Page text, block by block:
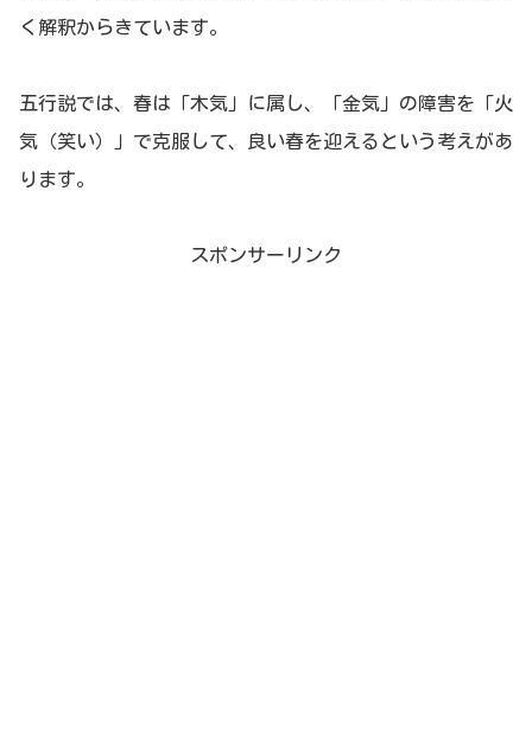
く解釈からきています。
五行説では、春は「木気」に属し、「金気」の障害を「火
気（笑い）」で克服して、良い春を迎えるという考えがあ
ります。
スポンサーリンク